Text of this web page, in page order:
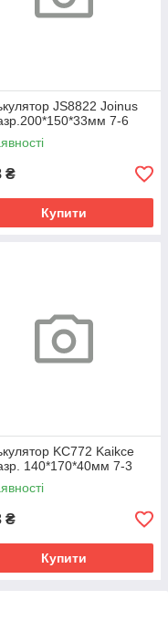
JS8822 Joinus
7-6
₴
Купити
KC772 Kaikce
140*170*40мм 7-3
₴
Купити